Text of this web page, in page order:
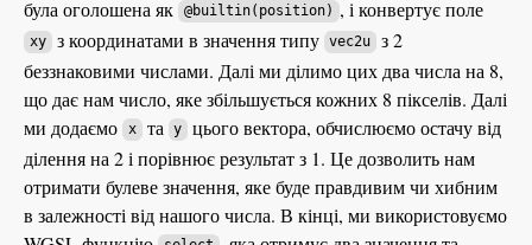
була оголошена як @builtin(position) , і конвертує поле
xy з координатами в значення типу vec2u
з 2
беззнаковими числами. Далі ми ділимо цих два числа на 8,
що дає нам число, яке збільшується кожних 8 пікселів. Далі
ми додаємо
x та y
цього вектора, обчислюємо остачу від
ділення на 2 і порівнює результат з 1. Це дозволить нам
отримати булеве значення, яке буде правдивим чи хибним
в залежності від нашого числа. В кінці, ми використовуємо